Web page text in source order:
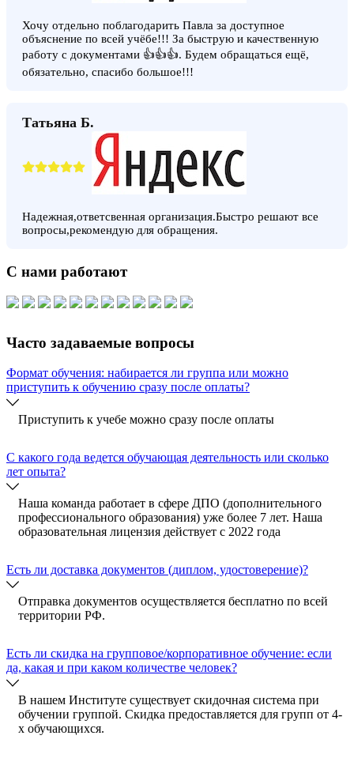
Хочу отдельно поблагодарить Павла за доступное
объяснение по всей учёбе!!! За быструю и качественную
работу с документами 👍👍👍. Будем обращаться ещё,
обязательно, спасибо большое!!!
Татьяна Б.
Надежная,ответсвенная организация.Быстро решают все
вопросы,рекомендую для обращения.
С нами работают
Часто задаваемые вопросы
Формат обучения: набирается ли группа или можно
приступить к обучению сразу после оплаты?
Приступить к учебе можно сразу после оплаты
C какого года ведется обучающая деятельность или сколько
лет опыта?
Наша команда работает в сфере ДПО (дополнительного
профессионального образования) уже более 7 лет. Наша
образовательная лицензия действует с 2022 года
Есть ли доставка документов (диплом, удостоверение)?
Отправка документов осуществляется бесплатно по всей
территории РФ.
Есть ли скидка на групповое/корпоративное обучение: если
да, какая и при каком количестве человек?
В нашем Институте существует скидочная система при
обучении группой. Скидка предоставляется для групп от 4-
х обучающихся.